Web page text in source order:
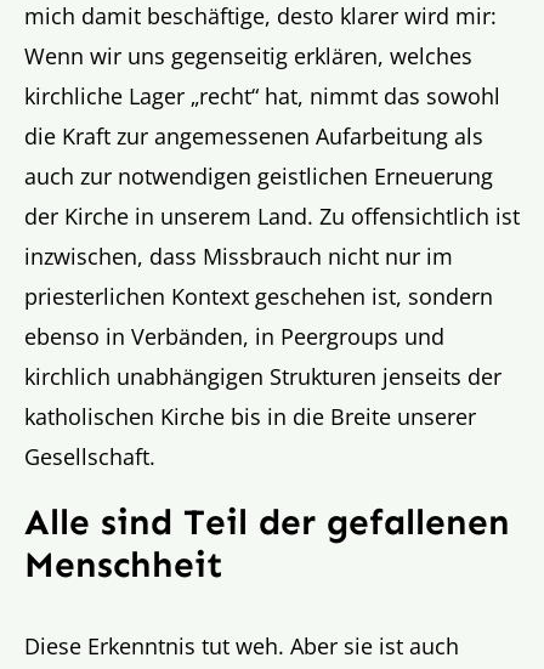
mich damit beschäftige, desto klarer wird mir:
Wenn wir uns gegenseitig erklären, welches
kirchliche Lager „recht“ hat, nimmt das sowohl
die Kraft zur angemessenen Aufarbeitung als
auch zur notwendigen geistlichen Erneuerung
der Kirche in unserem Land. Zu offensichtlich ist
inzwischen, dass Missbrauch nicht nur im
priesterlichen Kontext geschehen ist, sondern
ebenso in Verbänden, in Peergroups und
kirchlich unabhängigen Strukturen jenseits der
katholischen Kirche bis in die Breite unserer
Gesellschaft.
Alle sind Teil der gefallenen
Menschheit
Diese Erkenntnis tut weh. Aber sie ist auch